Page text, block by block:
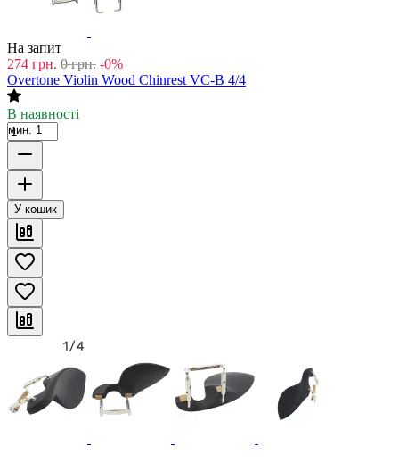
На запит
274 грн. 0 грн. -0%
Overtone Violin Wood Chinrest VC-B 4/4
В наявності
мин. 1
У кошик